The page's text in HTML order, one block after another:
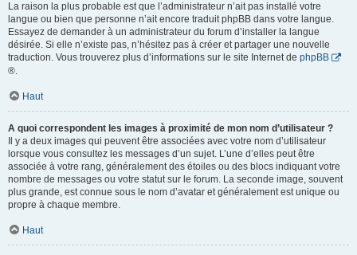
La raison la plus probable est que l’administrateur n’ait pas installé votre
langue ou bien que personne n’ait encore traduit phpBB dans votre langue.
Essayez de demander à un administrateur du forum d’installer la langue
désirée. Si elle n’existe pas, n’hésitez pas à créer et partager une nouvelle
traduction. Vous trouverez plus d’informations sur le site Internet de phpBB
®.
Haut
A quoi correspondent les images à proximité de mon nom d’utilisateur ?
Il y a deux images qui peuvent être associées avec votre nom d’utilisateur
lorsque vous consultez les messages d’un sujet. L’une d’elles peut être
associée à votre rang, généralement des étoiles ou des blocs indiquant votre
nombre de messages ou votre statut sur le forum. La seconde image, souvent
plus grande, est connue sous le nom d’avatar et généralement est unique ou
propre à chaque membre.
Haut